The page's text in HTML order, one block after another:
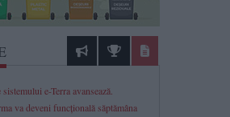
sistemului e-Terra avansează.
va deveni funcțională săptămâna